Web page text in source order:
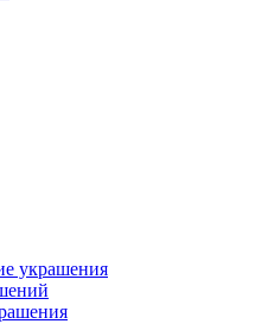
украшения